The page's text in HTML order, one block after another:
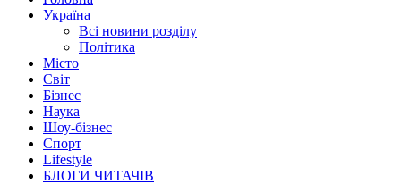
Україна
Всі новини розділу
Політика
Місто
Світ
Бізнес
Наука
Шоу-бізнес
Спорт
Lifestyle
БЛОГИ ЧИТАЧІВ